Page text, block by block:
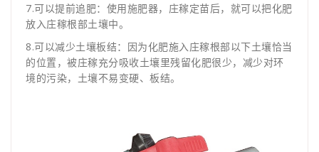
7.可以提前追肥：使用施肥器，庄稼定苗后，就可以把化肥
放入庄稼根部土壤中。
8.可以减少土壤板结：因为化肥施入庄稼根部以下土壤恰当
的位置，被庄稼充分吸收土壤里残留化肥很少，减少对环
境的污染，土壤不易变硬、板结。